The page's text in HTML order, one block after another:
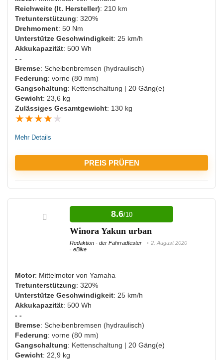
NACHTEILE:
Nichts für sehr schwere Menschen
Teuer
Reichweite (lt. Hersteller): 210 km
Tretunterstützung: 320%
Drehmoment: 50 Nm
Unterstütze Geschwindigkeit: 25 km/h
Akkukapazität: 500 Wh
- -
Bremse: Scheibenbremsen (hydraulisch)
Federung: vorne (80 mm)
Gangschaltung: Kettenschaltung | 20 Gäng(e)
Gewicht: 23,6 kg
Zulässiges Gesamtgewicht: 130 kg
★★★★ ★
Mehr Details
PREIS PRÜFEN
VORTEILE:
Langlebiger Akku
Nicht für sehr schwere Menschen geeignet
Teuer
8.6/10
Winora Yakun urban
Redaktion - der Fahrradtester
2. August 2020
eBike
Motor: Mittelmotor von Yamaha
Tretunterstützung: 320%
Unterstütze Geschwindigkeit: 25 km/h
Akkukapazität: 500 Wh
- -
Bremse: Scheibenbremsen (hydraulisch)
Federung: vorne (80 mm)
Gangschaltung: Kettenschaltung | 20 Gäng(e)
Gewicht: 22,9 kg